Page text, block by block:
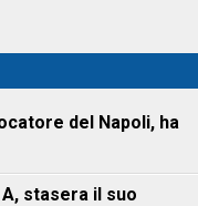
del Napoli, ha
stasera il suo